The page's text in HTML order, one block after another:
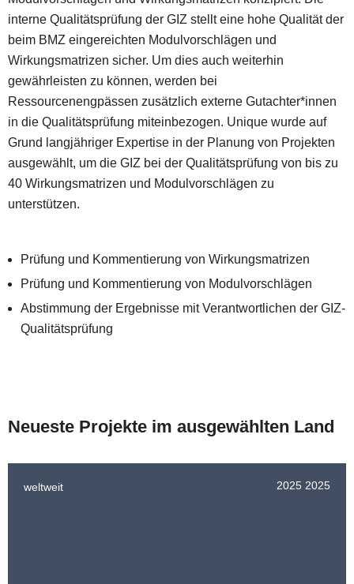
interne Qualitätsprüfung der GIZ stellt eine hohe Qualität der
beim BMZ eingereichten Modulvorschlägen und
Wirkungsmatrizen sicher. Um dies auch weiterhin
gewährleisten zu können, werden bei
Ressourcenengpässen zusätzlich externe Gutachter*innen
in die Qualitätsprüfung miteinbezogen. Unique wurde auf
Grund langjähriger Expertise in der Planung von Projekten
ausgewählt, um die GIZ bei der Qualitätsprüfung von bis zu
40 Wirkungsmatrizen und Modulvorschlägen zu
unterstützen.
Prüfung und Kommentierung von Wirkungsmatrizen
Prüfung und Kommentierung von Modulvorschlägen
Abstimmung der Ergebnisse mit Verantwortlichen der GIZ-
Qualitätsprüfung
Neueste Projekte im ausgewählten Land
weltweit 2025 2025